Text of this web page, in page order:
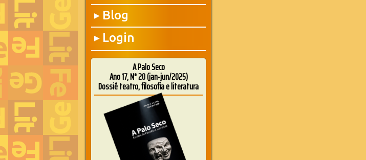
▶ Blog
▶ Login
A Palo Seco
Ano 17, N° 20 (jan-jun/2025)
Dossiê teatro, filosofia e literatura